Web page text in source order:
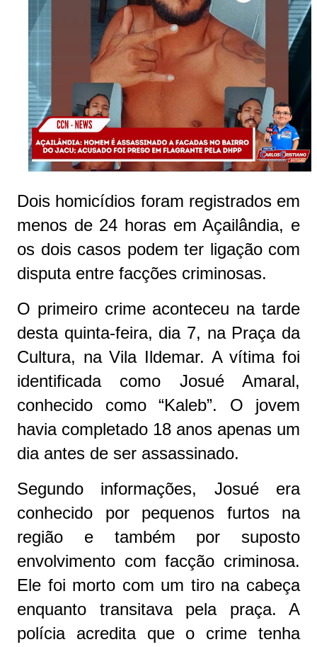
Dois homicídios foram registrados em
menos de 24 horas em Açailândia, e
os dois casos podem ter ligação com
disputa entre facções criminosas.
O primeiro crime aconteceu na tarde
desta quinta-feira, dia 7, na Praça da
Cultura, na Vila Ildemar. A vítima foi
identificada como Josué Amaral,
conhecido como “Kaleb”. O jovem
havia completado 18 anos apenas um
dia antes de ser assassinado.
Segundo informações, Josué era
conhecido por pequenos furtos na
região e também por suposto
envolvimento com facção criminosa.
Ele foi morto com um tiro na cabeça
enquanto transitava pela praça. A
polícia acredita que o crime tenha